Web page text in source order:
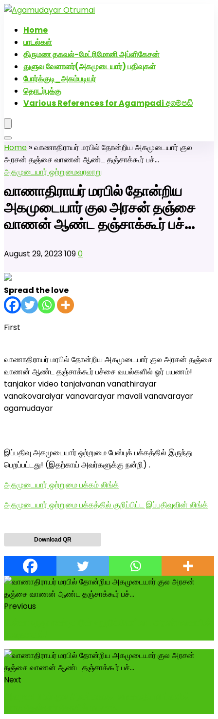
Home
பாடல்கள்
திருமண தகவல்-மேட்ரிமோனி அப்ளிகேசன்
துளுவ வேளாளர்(அகமுடையார்) பதிவுகள்
போர்க்குடி_அகம்படியர்
தொடர்புக்கு
Various References for Agampadi අගම්පඩි
Home »வாணாதிராயர் மரபில் தோன்றிய அகமுடையார் குல
அரசன் தஞ்சை வாணன் ஆண்ட தஞ்சாக்கூர் பச்…
அகமுடையார் ஒற்றுமைவரலாறு
வாணாதிராயர் மரபில் தோன்றிய
அகமுடையார் குல அரசன் தஞ்சை
வாணன் ஆண்ட தஞ்சாக்கூர் பச்…
August 29, 20231090
Spread the love
First
வாணாதிராயர் மரபில் தோன்றிய அகமுடையார் குல அரசன் தஞ்சை
வாணன் ஆண்ட தஞ்சாக்கூர் பச்சை வயல்களில் ஓர் பயணம்!
tanjakor video tanjaivanan vanathirayar
vanakovaraiyar vanavarayar mavali vanavarayar
agamudayar
இப்பதிவு அகமுடையார் ஒற்றுமை பேஸ்புக் பக்கத்தில் இருந்து
பெறப்பட்டது! (இதற்காய் அவர்களுக்கு நன்றி) .
அகமுடையார் ஒற்றுமை பக்கம் லிங்க்
அகமுடையார் ஒற்றுமை பக்கத்தில் குறிப்பிட்ட இப்பதிவுவின் லிங்க்
Download QR
Previous
Next
அகமுடையார் திருமண வரன்களுக்கு அகமுடையார்மேட்ரி-